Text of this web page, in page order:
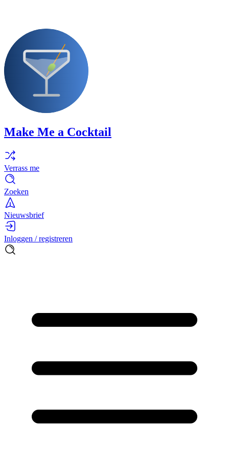
Make Me a Cocktail
Verrass me
Zoeken
Nieuwsbrief
Inloggen / registreren